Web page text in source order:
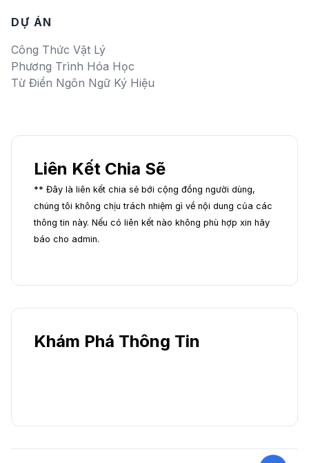
DỰ ÁN
Công Thức Vật Lý
Phương Trình Hóa Học
Từ Điển Ngôn Ngữ Ký Hiệu
Liên Kết Chia Sẽ
** Đây là liên kết chia sẻ bới cộng đồng người dùng,
chúng tôi không chịu trách nhiệm gì về nội dung của các
thông tin này. Nếu có liên kết nào không phù hợp xin hãy
báo cho admin.
Khám Phá Thông Tin